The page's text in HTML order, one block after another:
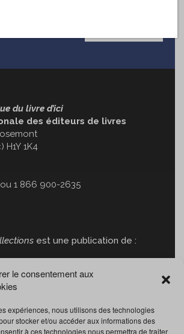
le consentement aux
expériences, nous utilisons des technologies
stocker et/ou accéder aux informations des
à ces technologies nous permettra de traiter
du livre d’ici
des éditeurs de livres
1K4
ou 1 866 900-2635
est une publication de :